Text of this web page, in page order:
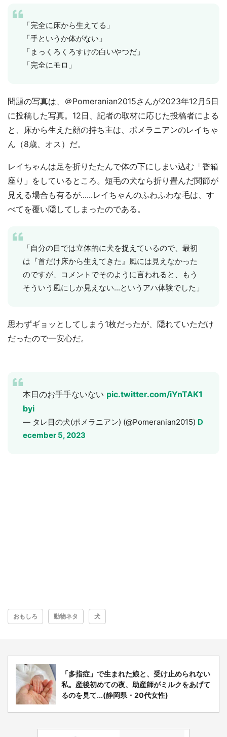
「完全に床から生えてる」
「手というか体がない」
「まっくろくろすけの白いやつだ」
「完全にモロ」
問題の写真は、＠Pomeranian2015さんが2023年12月5日
に投稿した写真。12日、記者の取材に応じた投稿者による
と、床から生えた顔の持ち主は、ポメラニアンのレイちゃ
ん（8歳、オス）だ。
レイちゃんは足を折りたたんで体の下にしまい込む「香箱
座り」をしているところ。短毛の犬なら折り畳んだ関節が
見える場合も有るが......レイちゃんのふわふわな毛は、す
べてを覆い隠してしまったのである。
「自分の目では立体的に犬を捉えているので、最初
は『首だけ床から生えてきた』風には見えなかった
のですが、コメントでそのように言われると、もう
そういう風にしか見えない...というアハ体験でした」
思わずギョッとしてしまう1枚だったが、隠れていただけ
だったので一安心だ。
本日のお手手ないない pic.twitter.com/iYnTAK1
byi
— タレ目の犬(ポメラニアン) (@Pomeranian2015) D
ecember 5, 2023
おもしろ 動物ネタ 犬
「多指症」で生まれた娘と、受け止められない
私。産後初めての夜、助産師がミルクをあげて
るのを見て...(静岡県・20代女性)